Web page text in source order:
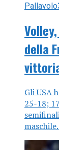
Pallavolo
della
Gli USA
25-18;